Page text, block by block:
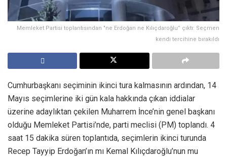
Memleket Partisi toplantısından "ne Erdoğan ne Kılıçdaroğlu” çıktı: Seçmen
kendi tercihine bırakıldı
Cumhurbaşkanı seçiminin ikinci tura kalmasının ardından, 14
Mayıs seçimlerine iki gün kala hakkında çıkan iddialar
üzerine adaylıktan çekilen Muharrem İnce’nin genel başkanı
olduğu Memleket Partisi’nde, parti meclisi (PM) toplandı. 4
saat 15 dakika süren toplantıda, seçimlerin ikinci turunda
Recep Tayyip Erdoğan’ın mı Kemal Kılıçdaroğlu’nun mu